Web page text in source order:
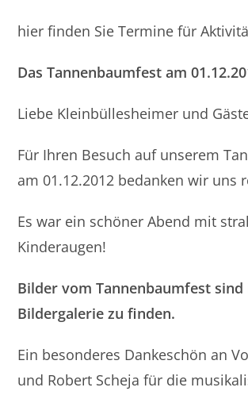
hier finden Sie Termine für
Das Tannenbaumfest am
Liebe Kleinbüllesheimer und
Für Ihren Besuch auf unserem
am 01.12.2012 bedanken wir uns
Es war ein schöner Abend mit
Kinderaugen!
Bilder vom Tannenbaumfest sind
Bildergalerie zu finden.
Ein besonderes Dankeschön an
und Robert Scheja für die